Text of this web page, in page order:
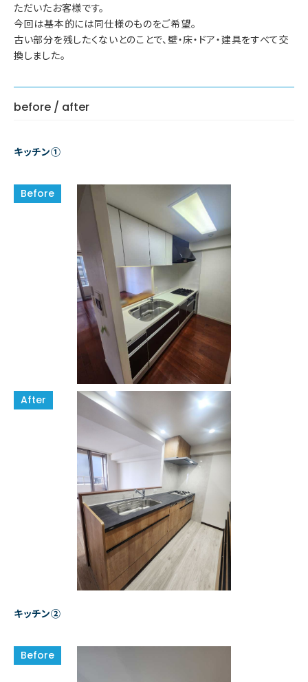
ただいたお客様です。
今回は基本的には同仕様のものをご希望。
古い部分を残したくないとのことで、壁・床・ドア・建具をすべて交
換しました。
before / after
キッチン①
キッチン②